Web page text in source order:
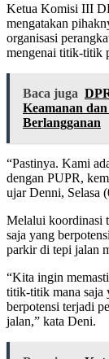
Ketua Komisi III
mengatakan
organisasi
mengenai titik-titik
Baca juga
Keamanan
Berlangganan
“Pastinya. Kami
dengan PUPR,
ujar Denni, Selasa
Melalui koordinasi
saja yang
parkir di tepi jalan
“Kita ingin
titik-titik mana saja
berpotensi terjadi
jalan,” kata Deni.